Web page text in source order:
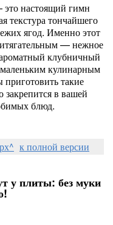
настоящий гимн
текстуратончайшего
ягод. Именноэтот
— нежное
клубничный
кулинарным
приготовитьтакие
закрепитсяв вашей
блюд.
к полной версии
у плиты: без муки